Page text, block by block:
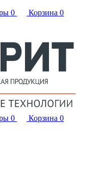
0 Корзина 0
0 Корзина 0